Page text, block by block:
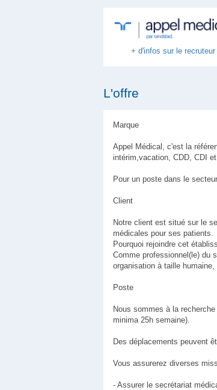
+ d'infos sur le recruteur
L'offre
Marque
Appel Médical, c'est la
intérim,vacation, CDD, CDI
Pour un poste dans le
Client
Notre client est situé sur le
médicales pour ses patients.
Pourquoi rejoindre cet
Comme professionnel(le) du
organisation à taille
Poste
Nous sommes à la
minima 25h semaine).
Des déplacements peuvent
Vous assurerez diverses
- Assurer le secrétariat